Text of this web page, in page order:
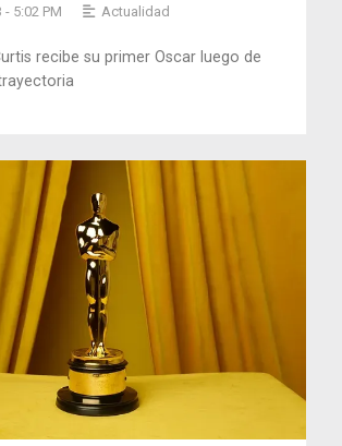
- 5:02 PM Actualidad
recibe su primer Oscar luego de